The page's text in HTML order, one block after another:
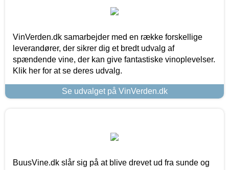
VinVerden.dk samarbejder med en række forskellige
leverandører, der sikrer dig et bredt udvalg af
spændende vine, der kan give fantastiske vinoplevelser.
Klik her for at se deres udvalg.
Se udvalget på VinVerden.dk
BuusVine.dk slår sig på at blive drevet ud fra sunde og